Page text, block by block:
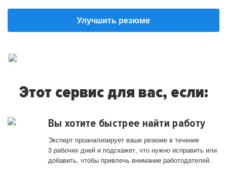
Улучшить резюме
Этот сервис для вас, если:
Вы хотите быстрее найти работу
Эксперт проанализирует ваше резюме в течение
3 рабочих дней и подскажет, что нужно исправить или
добавить, чтобы привлечь внимание работодателей.